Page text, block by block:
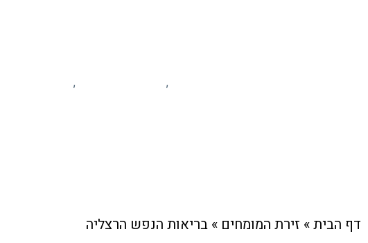
,
,
דף הבית» זירת המומחים » בריאות הנפש הרצליה